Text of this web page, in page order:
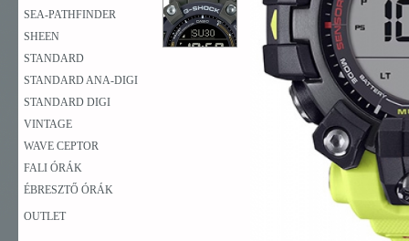
SEA-PATHFINDER
SHEEN
STANDARD
STANDARD ANA-DIGI
STANDARD DIGI
VINTAGE
WAVE CEPTOR
FALI ÓRÁK
ÉBRESZTŐ ÓRÁK
OUTLET